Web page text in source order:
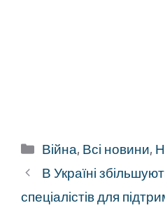
Категорії
Війна, Всі новини,
В Україні
спеціалістів для